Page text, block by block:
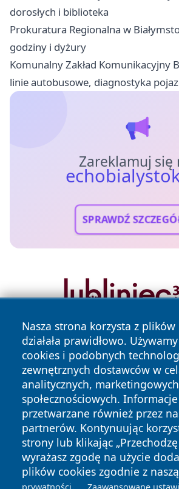
dorosłych i biblioteka
Prokuratura Regionalna w
godziny i dyżury
Komunalny Zakład Komunikacyjny
linie autobusowe, diagnostyka
Zareklamuj się
SPRAWDŹ
Nasza strona korzysta z
działała prawidłowo.
cookies i podobnych
zewnętrznych dostawców w
analitycznych,
społecznościowych.
przetwarzane również przez
partnerów. Kontynuując
strony lub klikając
wyrażasz zgodę na użycie
plików cookies zgodnie z naszą
Copyright © 2026 echobialystok.pl
zastrzeżone.
News Autorzy
Polityka
Prywatności